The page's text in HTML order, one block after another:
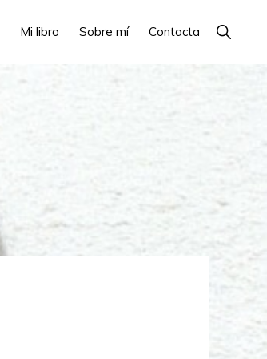
Mi libro Sobre mí Contacta Show
Search